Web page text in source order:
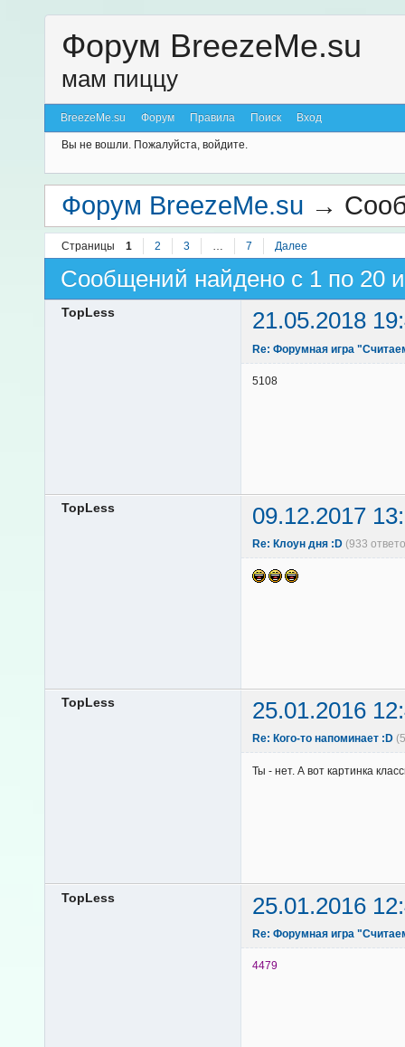
Форум BreezeMe.su
мам пиццу
BreezeMe.su Форум Правила Поиск Вход
Вы не вошли. Пожалуйста, войдите.
Форум BreezeMe.su →
Страницы 1 2 3 7 Далее
Сообщений найдено с 1 по 20
TopLess 21.05.2018
Re: Форумная игра
5108
TopLess 09.12.2017
Re: Клоун дня :D (933
TopLess 25.01.2016
Re: Кого-то напоминает :D
Ты - нет. А вот картинка
TopLess 25.01.2016
Re: Форумная игра
4479